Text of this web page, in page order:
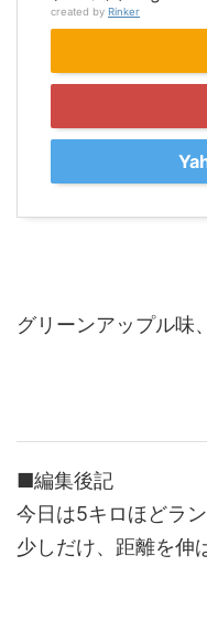
created by Rinker
グリーンアップル味
■編集後記
今日は5キロほどラン
少しだけ、距離を伸